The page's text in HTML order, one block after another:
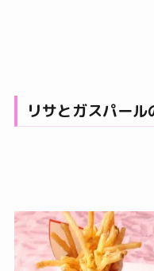
リサとガスパール